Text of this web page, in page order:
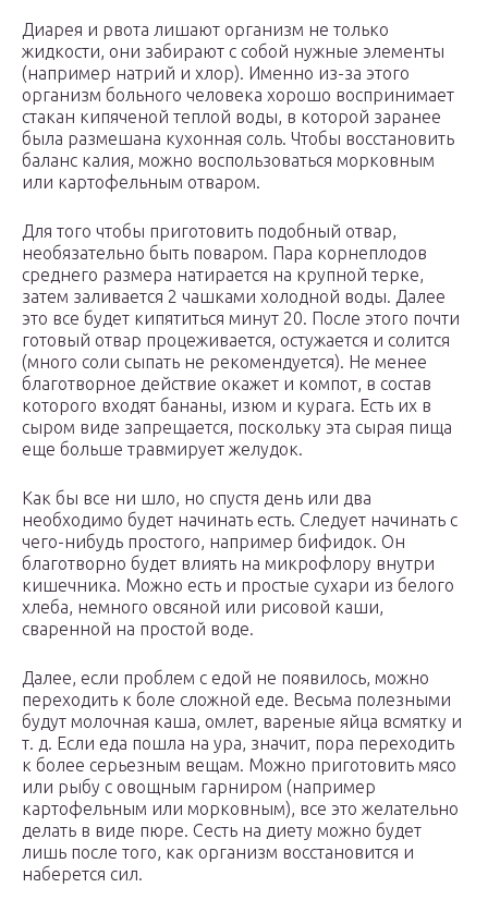
Диарея и рвота лишают организм не только
жидкости, они забирают с собой нужные элементы
(например натрий и хлор). Именно из-за этого
организм больного человека хорошо воспринимает
стакан кипяченой теплой воды, в которой заранее
была размешана кухонная соль. Чтобы восстановить
баланс калия, можно воспользоваться морковным
или картофельным отваром.
Для того чтобы приготовить подобный отвар,
необязательно быть поваром. Пара корнеплодов
среднего размера натирается на крупной терке,
затем заливается 2 чашками холодной воды. Далее
это все будет кипятиться минут 20. После этого почти
готовый отвар процеживается, остужается и солится
(много соли сыпать не рекомендуется). Не менее
благотворное действие окажет и компот, в состав
которого входят бананы, изюм и курага. Есть их в
сыром виде запрещается, поскольку эта сырая пища
еще больше травмирует желудок.
Как бы все ни шло, но спустя день или два
необходимо будет начинать есть. Следует начинать с
чего-нибудь простого, например бифидок. Он
благотворно будет влиять на микрофлору внутри
кишечника. Можно есть и простые сухари из белого
хлеба, немного овсяной или рисовой каши,
сваренной на простой воде.
Далее, если проблем с едой не появилось, можно
переходить к боле сложной еде. Весьма полезными
будут молочная каша, омлет, вареные яйца всмятку и
т. д. Если еда пошла на ура, значит, пора переходить
к более серьезным вещам. Можно приготовить мясо
или рыбу с овощным гарниром (например
картофельным или морковным), все это желательно
делать в виде пюре. Сесть на диету можно будет
лишь после того, как организм восстановится и
наберется сил.